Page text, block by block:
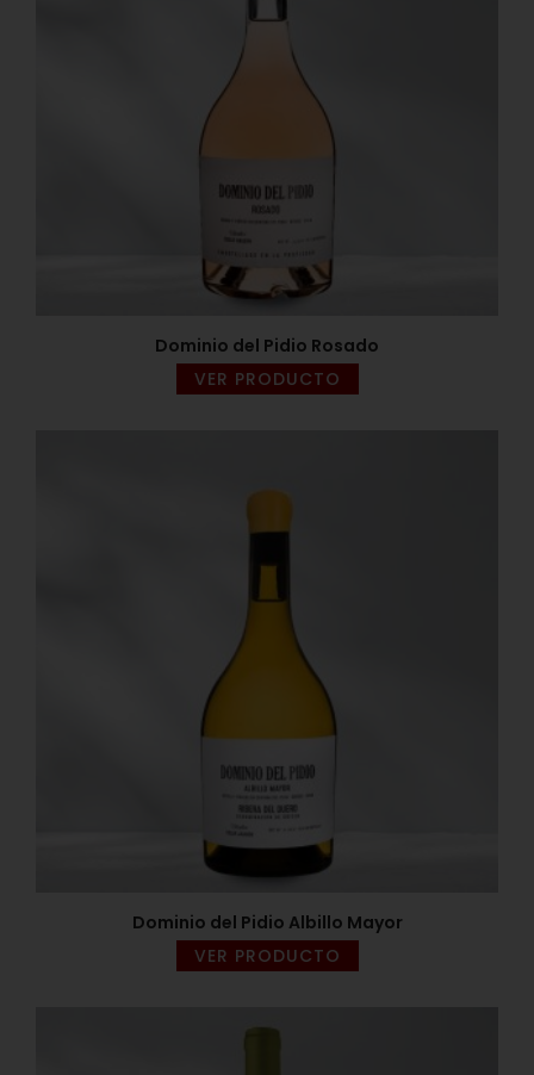
Dominio del Pidio Rosado
VER PRODUCTO
Dominio del Pidio Albillo Mayor
VER PRODUCTO